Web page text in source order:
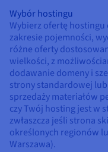
Wybór hostingu
Wybierz ofertę
zakresie pojemności,
różne oferty
wielkości, z
dodawanie domeny i
strony standardowej
sprzedaży materiałów
czy Twój hosting jest w
zwłaszcza jeśli strona
określonych regionów
Warszawa).